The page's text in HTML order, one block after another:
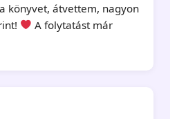
a könyvet, átvettem, nagyon
A folytatást már